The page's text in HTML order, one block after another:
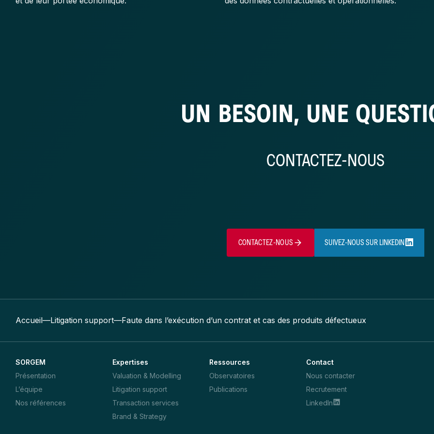
UN BESOIN, UNE
CONTACTEZ-NOUS
CONTACTEZ-NOUS SUIVEZ-NOUS SUR LINKEDIN
Accueil—Litigation support—Faute dans l’exécution d’un contrat et cas des produits défectueux
SORGEM
Présentation
L’équipe
Nos références
Expertises
Valuation & Modelling
Litigation support
Transaction services
Brand & Strategy
Ressources
Observatoires
Publications
Contact
Nous contacter
Recrutement
LinkedIn